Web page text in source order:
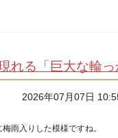
れる「巨大な輪っ
2026年07月07日